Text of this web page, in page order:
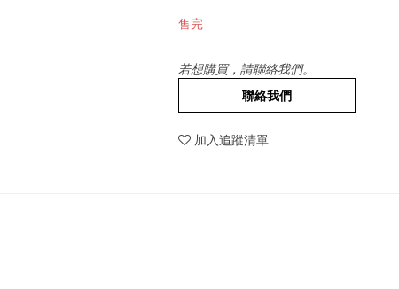
售完
若想購買，請聯絡我們。
聯絡我們
加入追蹤清單